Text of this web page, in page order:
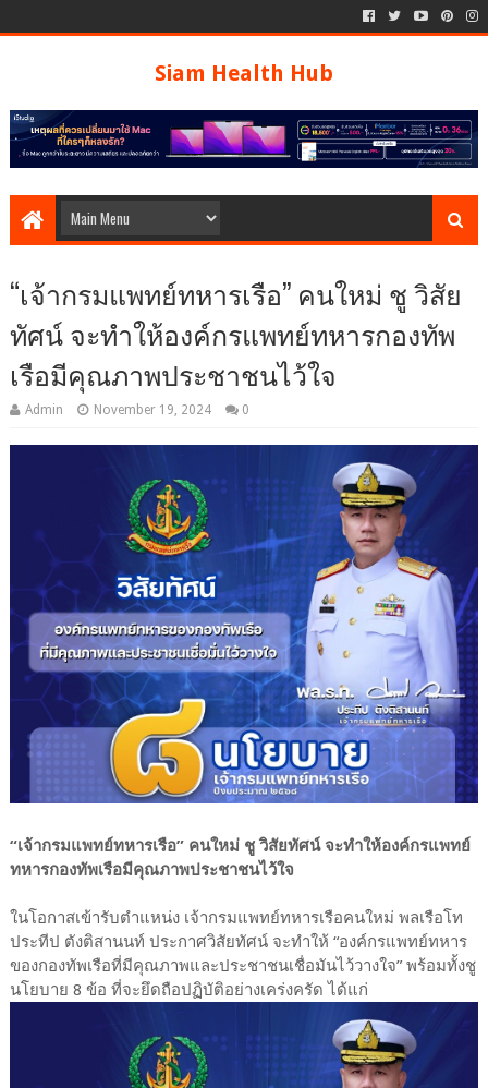
Siam Health Hub
“เจ้ากรมแพทย์ทหารเรือ” คนใหม่ ชู วิสัย
ทัศน์ จะทำให้องค์กรแพทย์ทหารกองทัพ
เรือมีคุณภาพประชาชนไว้ใจ
Admin November 19, 2024 0
“เจ้ากรมแพทย์ทหารเรือ” คนใหม่ ชู วิสัยทัศน์ จะทำให้องค์กรแพทย์
ทหารกองทัพเรือมีคุณภาพประชาชนไว้ใจ
ในโอกาสเข้ารับตำแหน่ง เจ้ากรมแพทย์ทหารเรือคนใหม่ พลเรือโท
ประทีป ตังติสานนท์ ประกาศวิสัยทัศน์ จะทำให้ “องค์กรแพทย์ทหาร
ของกองทัพเรือที่มีคุณภาพและประชาชนเชื่อมันไว้วางใจ” พร้อมทั้งชู
นโยบาย 8 ข้อ ที่จะยึดถือปฏิบัติอย่างเคร่งครัด ได้แก่